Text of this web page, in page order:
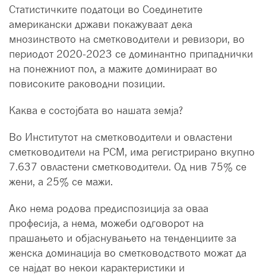
Статистичките податоци во Соединетите
американски држави покажуваат дека
мнозинството на сметководители и ревизори, во
периодот 2020-2023 се доминантно припаднички
на понежниот пол, а мажите доминираат во
повисоките раководни позиции.
Каква е состојбата во нашата земја?
Во Институтот на сметководители и овластени
сметководители на РСМ, има регистрирано вкупно
7.637 овластени сметководители. Од нив 75% се
жени, а 25% се мажи.
Ако нема родова предиспозиција за оваа
професија, а нема, можеби одговорот на
прашањето и објаснувањето на тенденциите за
женска доминација во сметководството можат да
се најдат во некои карактеристики и